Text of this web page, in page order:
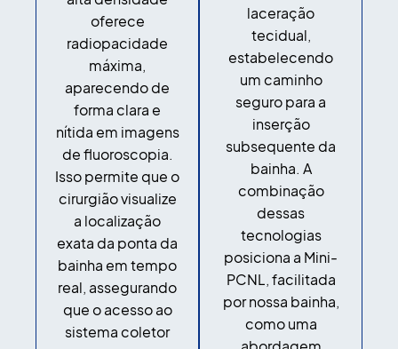
oferece
radiopacidade
máxima,
aparecendo de
forma clara e
nítida em imagens
de fluoroscopia.
Isso permite que o
cirurgião visualize
a localização
exata da ponta da
bainha em tempo
real, assegurando
que o acesso ao
sistema coletor
laceração
tecidual,
estabelecendo
um caminho
seguro para a
inserção
subsequente da
bainha. A
combinação
dessas
tecnologias
posiciona a Mini-
PCNL, facilitada
por nossa bainha,
como uma